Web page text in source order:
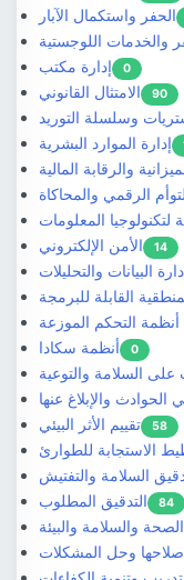
الحفر واستكمال الآبار
والخدمات اللوجستية
إدارة مكتب 0
الامتثال القانوني 90
وسلسلة التوريد
إدارة الموارد البشرية
والرقابة المالية
الرقمي والمحاكاة
لتكنولوجيا المعلومات
الأمن الإلكتروني 14
البيانات والتحليلات
أنظمة سكادا 0
على السلامة والتوعية
الحوادث والإبلاغ عنها
تقييم الأثر البيئي 58
الاستجابة للطوارئ
السلامة والتفتيش
التدقيق المطلوب 84
والسلامة والبيئة
وحل المشكلات